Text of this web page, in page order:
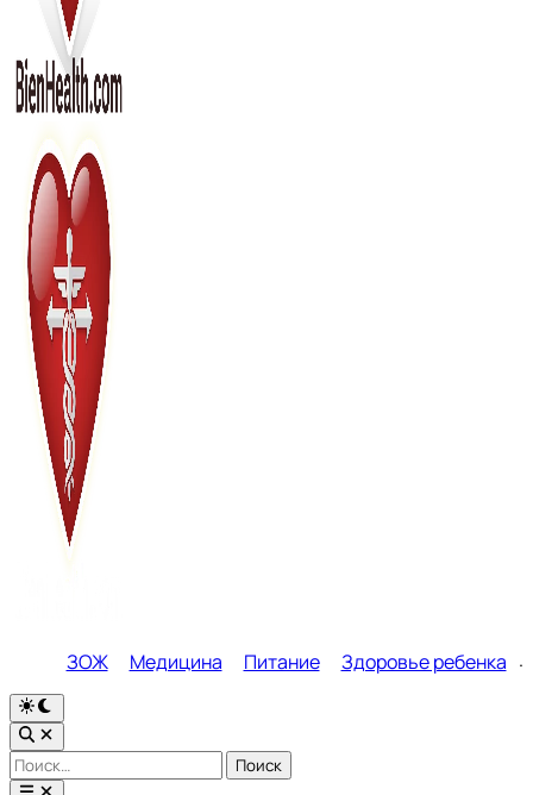
ЗОЖ Медицина Питание Здоровье ребенка
Переключить
на
тёмный
режим
Открыть
поиск
Найти: